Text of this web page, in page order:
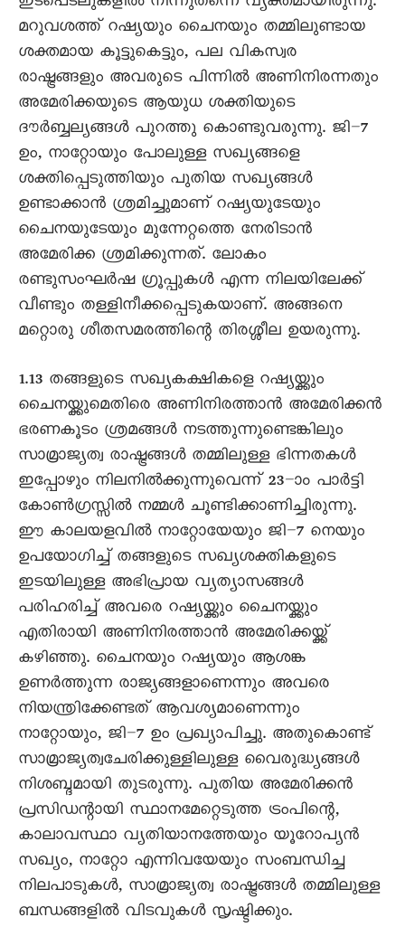
മറുവശത്ത് റഷ്യയും ചൈനയും തമ്മിലുണ്ടായ
ശക്തമായ കൂട്ടുകെട്ടും, പല വികസ്വര
രാഷ്ട്രങ്ങളും അവരുടെ പിന്നിൽ അണിനിരന്നതും
അമേരിക്കയുടെ ആയുധ ശക്തിയുടെ
ദൗർബ്ബല്യങ്ങൾ പുറത്തു കൊണ്ടുവരുന്നു. ജി–7
ഉം, നാറ്റോയും പോലുള്ള സഖ്യങ്ങളെ
ശക്തിപ്പെടുത്തിയും പുതിയ സഖ്യങ്ങൾ
ഉണ്ടാക്കാൻ ശ്രമിച്ചുമാണ് റഷ്യയുടേയും
ചൈനയുടേയും മുന്നേറ്റത്തെ നേരിടാൻ
അമേരിക്ക ശ്രമിക്കുന്നത്. ലോകം
രണ്ടുസംഘർഷ ഗ്രൂപ്പുകൾ എന്ന നിലയിലേക്ക്
വീണ്ടും തള്ളിനീക്കപ്പെടുകയാണ്. അങ്ങനെ
മറ്റൊരു ശീതസമരത്തിന്റെ തിരശ്ശീല ഉയരുന്നു.
1.13 തങ്ങളുടെ സഖ്യകക്ഷികളെ റഷ്യയ്ക്കും
ചൈനയ്ക്കുമെതിരെ അണിനിരത്താൻ അമേരിക്കൻ
ഭരണകൂടം ശ്രമങ്ങൾ നടത്തുന്നുണ്ടെങ്കിലും
സാമ്രാജ്യത്വ രാഷ്ട്രങ്ങൾ തമ്മിലുള്ള ഭിന്നതകൾ
ഇപ്പോഴും നിലനിൽക്കുന്നുവെന്ന് 23–ാം പാർട്ടി
കോൺഗ്രസ്സിൽ നമ്മൾ ചൂണ്ടിക്കാണിച്ചിരുന്നു.
ഈ കാലയളവിൽ നാറ്റോയേയും ജി–7 നെയും
ഉപയോഗിച്ച് തങ്ങളുടെ സഖ്യശക്തികളുടെ
ഇടയിലുള്ള അഭിപ്രായ വ്യത്യാസങ്ങൾ
പരിഹരിച്ച് അവരെ റഷ്യയ്ക്കും ചൈനയ്ക്കും
എതിരായി അണിനിരത്താൻ അമേരിക്കയ്ക്ക്
കഴിഞ്ഞു. ചൈനയും റഷ്യയും ആശങ്ക
ഉണർത്തുന്ന രാജ്യങ്ങളാണെന്നും അവരെ
നിയന്ത്രിക്കേണ്ടത് ആവശ്യമാണെന്നും
നാറ്റോയും, ജി–7 ഉം പ്രഖ്യാപിച്ചു. അതുകൊണ്ട്
സാമ്രാജ്യത്വചേരിക്കുള്ളിലുള്ള വൈരുദ്ധ്യങ്ങൾ
നിശബ്ദമായി തുടരുന്നു. പുതിയ അമേരിക്കൻ
പ്രസിഡന്റായി സ്ഥാനമേറ്റെടുത്ത ട്രംപിന്റെ,
കാലാവസ്ഥാ വ്യതിയാനത്തേയും യൂറോപ്യൻ
സഖ്യം, നാറ്റോ എന്നിവയേയും സംബന്ധിച്ച
നിലപാടുകൾ, സാമ്രാജ്യത്വ രാഷ്ട്രങ്ങൾ തമ്മിലുള്ള
ബന്ധങ്ങളിൽ വിടവുകൾ സൃഷ്ടിക്കും.